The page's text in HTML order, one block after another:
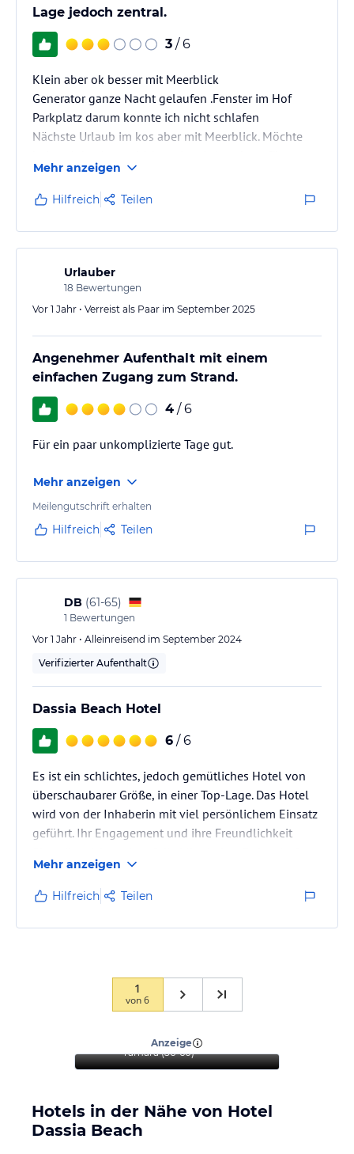
Lage jedoch zentral.
3 / 6
Klein aber ok besser mit Meerblick
Generator ganze Nacht gelaufen .Fenster im Hof
Parkplatz darum konnte ich nicht schlafen
Nächste Urlaub im kos aber mit Meerblick. Möchte
September 13 Tage redl
Mehr anzeigen
Hilfreich Teilen
Urlauber
18 Bewertungen
Vor 1 Jahr • Verreist als Paar im September 2025
Angenehmer Aufenthalt mit einem
einfachen Zugang zum Strand.
4 / 6
Für ein paar unkomplizierte Tage gut.
Mehr anzeigen
Meilengutschrift erhalten
Hilfreich Teilen
DB (61-65)
1 Bewertungen
Vor 1 Jahr • Alleinreisend im September 2024
Verifizierter Aufenthalt
Dassia Beach Hotel
6 / 6
Es ist ein schlichtes, jedoch gemütliches Hotel von
überschaubarer Größe, in einer Top-Lage. Das Hotel
wird von der Inhaberin mit viel persönlichem Einsatz
geführt. Ihr Engagement und ihre Freundlichkeit
zum Wohlfühlen. Man kann morgens auf einer
begrünten Terrasse direkt am Wasser frühstücken und
abends den Blick u.A. auf die beleuchtete
Inselhauptstadt genießen.
Mehr anzeigen
Hilfreich Teilen
1
von6
Anzeige
Tamara (56-60)
Hotels in der Nähe von Hotel
Dassia Beach